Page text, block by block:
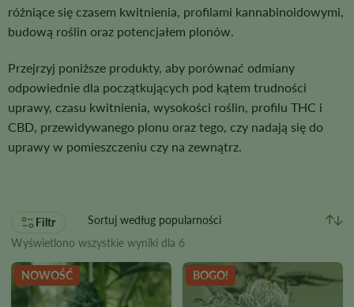
różniące się czasem kwitnienia, profilami kannabinoidowymi,
budową roślin oraz potencjałem plonów.
Przejrzyj poniższe produkty, aby porównać odmiany
odpowiednie dla początkujących pod kątem trudności
uprawy, czasu kwitnienia, wysokości roślin, profilu THC i
CBD, przewidywanego plonu oraz tego, czy nadają się do
uprawy w pomieszczeniu czy na zewnątrz.
Filtr
Wyświetlono wszystkie wyniki dla 6
NOWOŚĆ BOGO!